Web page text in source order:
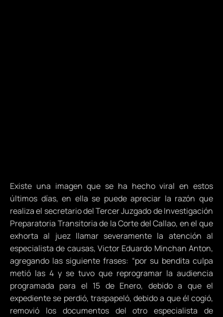
Existe una imagen que se ha hecho viral en estos
últimos días, en ella se puede apreciar la razón que
realiza el secretario del Tercer Juzgado de Investigación
Preparatoria Transitoria de la Corte del Callao, en el que
exhorta al juez llamar severamente la atención al
especialista de causas, Victor Eduardo Minchan Anton,
agregando las siguiente frases: “por su bendita culpa
metió las 4 y se tuvo que reprogramar la audiencia
programada para el 15 de Enero, debido a que el
expediente se perdió, traspapeló, debido a que él cogió,
removió los documentos del otro especialista de